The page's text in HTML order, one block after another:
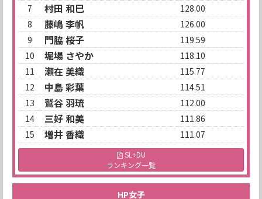
7
村田 和巳
128.00
8
藤嶋 李帆
126.00
9
門脇 桜子
119.59
10
堀場 さやか
118.10
11
瀬在 美織
115.77
12
中島 彩葉
114.51
13
鷲谷 羽琉
112.00
14
三好 和美
111.86
15
増井 香織 111.07
SL+DU
ランキング一覧
HP女子